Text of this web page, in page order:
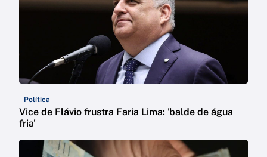
Política
Vice de Flávio frustra Faria Lima: 'balde de água
fria'